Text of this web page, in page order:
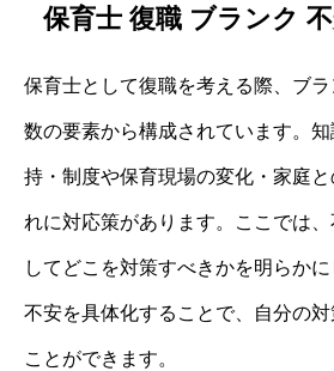
保育士 復職 ブランク
保育士として復職を考える際、ブ
数の要素から構成されています。
持・制度や保育現場の変化・家庭
れに対応策があります。ここでは
してどこを対策すべきかを明らか
不安を具体化することで、自分の
ことができます。